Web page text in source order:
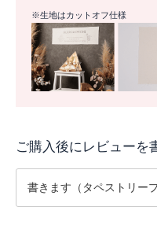
※生地はカットオフ仕様
ご購入後にレビューを